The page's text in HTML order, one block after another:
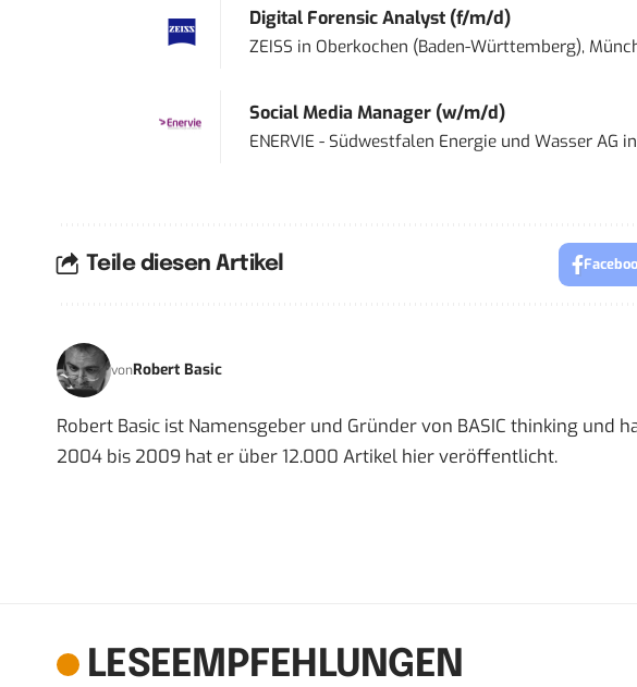
Digital Forensic Analyst (f/m/d)
ZEISS in Oberkochen (Baden-Württemberg),
Social Media Manager (w/m/d)
ENERVIE - Südwestfalen Energie und Wasser AG in
Teile diesen Artikel
vonRobert Basic
Robert Basic ist Namensgeber und Gründer von BASIC thinking und
2004 bis 2009 hat er über 12.000 Artikel hier veröffentlicht.
LESEEMPFEHLUNGEN